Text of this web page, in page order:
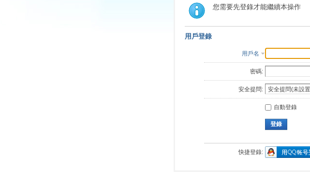
索
您需要先登錄才能繼續本操作
用戶登錄
用戶名
密碼:
安全提問:
自動登錄
登錄
快捷登錄: